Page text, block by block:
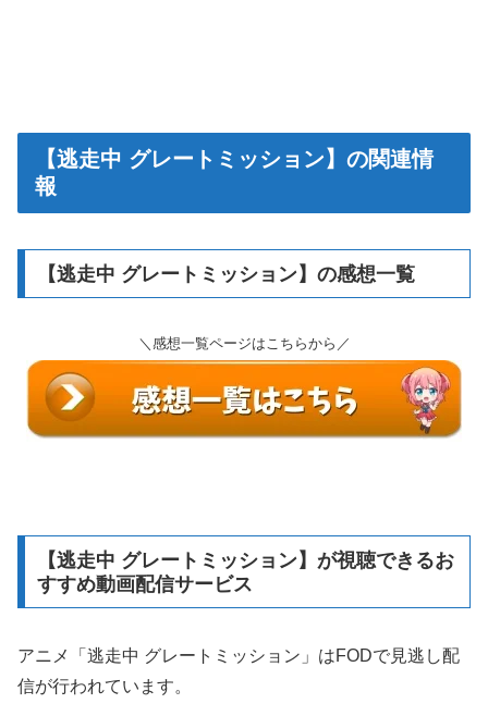
【逃走中 グレートミッション】の関連情
報
【逃走中 グレートミッション】の感想一覧
＼感想一覧ページはこちらから／
【逃走中 グレートミッション】が視聴できるお
すすめ動画配信サービス
アニメ「逃走中 グレートミッション」はFODで見逃し配
信が行われています。